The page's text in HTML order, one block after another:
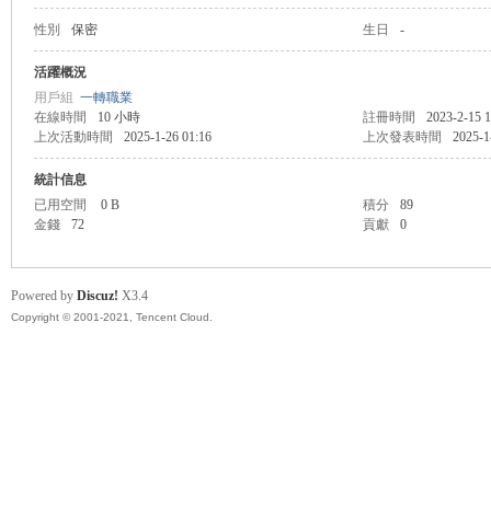
性別 保密 生日 -
活躍概況
用戶組 一轉職業
在線時間
10 小時 註冊時間
2023-2-15
上次活動時間
2025-1-26 01:16 上次發表時間 2025-
統計信息
已用空間
0 B 積分
89
金錢
72 貢獻 0
Powered by Discuz! X3.4
Copyright © 2001-2021, Tencent Cloud.